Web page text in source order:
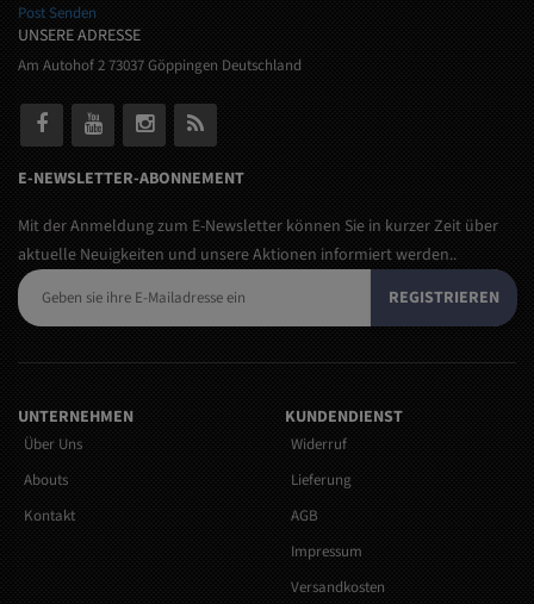
Post Senden
UNSERE ADRESSE
Am Autohof 2 73037 Göppingen Deutschland
E-NEWSLETTER-ABONNEMENT
Mit der Anmeldung zum E-Newsletter können Sie in kurzer Zeit über
aktuelle Neuigkeiten und unsere Aktionen informiert werden..
REGISTRIEREN
UNTERNEHMEN
Über Uns
Abouts
Kontakt
KUNDENDIENST
Widerruf
Lieferung
AGB
Impressum
Versandkosten